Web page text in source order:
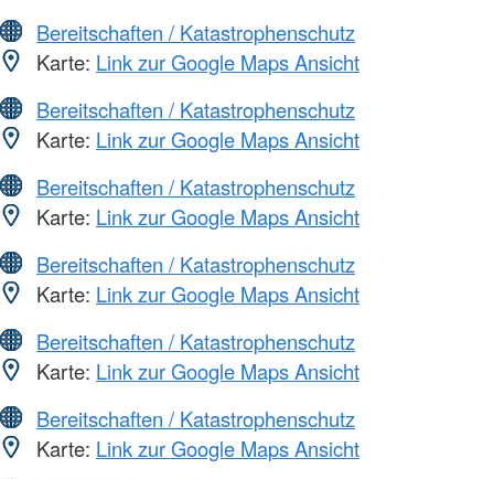
Bereitschaften / Katastrophenschutz
Karte: Link zur Google Maps Ansicht
Bereitschaften / Katastrophenschutz
Karte: Link zur Google Maps Ansicht
Bereitschaften / Katastrophenschutz
Karte: Link zur Google Maps Ansicht
Bereitschaften / Katastrophenschutz
Karte: Link zur Google Maps Ansicht
Bereitschaften / Katastrophenschutz
Karte: Link zur Google Maps Ansicht
Bereitschaften / Katastrophenschutz
Karte: Link zur Google Maps Ansicht